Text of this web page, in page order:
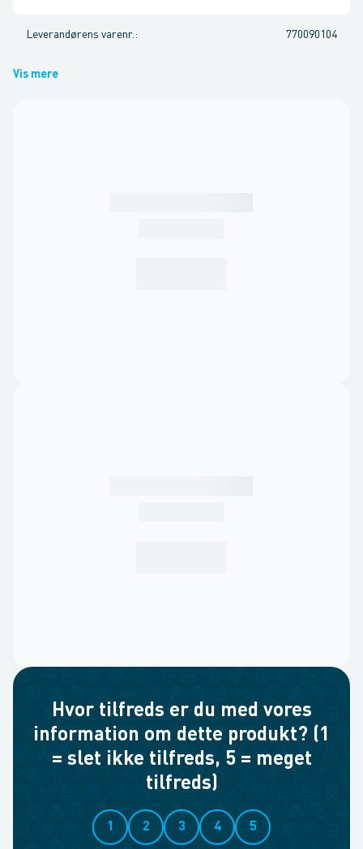
Leverandørens varenr. : 770090104
Vis mere
Hvor tilfreds er du med vores
information om dette produkt? (1
= slet ikke tilfreds, 5 = meget
tilfreds)
1 2 3 4 5